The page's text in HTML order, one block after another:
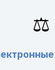
⚖️